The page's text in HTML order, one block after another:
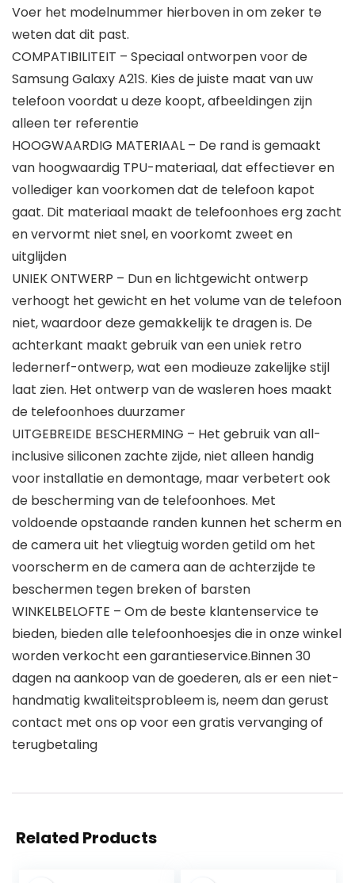
Voer het modelnummer hierboven in om zeker te
weten dat dit past.
COMPATIBILITEIT – Speciaal ontworpen voor de
Samsung Galaxy A21S. Kies de juiste maat van uw
telefoon voordat u deze koopt, afbeeldingen zijn
alleen ter referentie
HOOGWAARDIG MATERIAAL – De rand is gemaakt
van hoogwaardig TPU-materiaal, dat effectiever en
vollediger kan voorkomen dat de telefoon kapot
gaat. Dit materiaal maakt de telefoonhoes erg zacht
en vervormt niet snel, en voorkomt zweet en
uitglijden
UNIEK ONTWERP – Dun en lichtgewicht ontwerp
verhoogt het gewicht en het volume van de telefoon
niet, waardoor deze gemakkelijk te dragen is. De
achterkant maakt gebruik van een uniek retro
ledernerf-ontwerp, wat een modieuze zakelijke stijl
laat zien. Het ontwerp van de wasleren hoes maakt
de telefoonhoes duurzamer
UITGEBREIDE BESCHERMING – Het gebruik van all-
inclusive siliconen zachte zijde, niet alleen handig
voor installatie en demontage, maar verbetert ook
de bescherming van de telefoonhoes. Met
voldoende opstaande randen kunnen het scherm en
de camera uit het vliegtuig worden getild om het
voorscherm en de camera aan de achterzijde te
beschermen tegen breken of barsten
WINKELBELOFTE – Om de beste klantenservice te
bieden, bieden alle telefoonhoesjes die in onze winkel
worden verkocht een garantieservice.Binnen 30
dagen na aankoop van de goederen, als er een niet-
handmatig kwaliteitsprobleem is, neem dan gerust
contact met ons op voor een gratis vervanging of
terugbetaling
Related Products